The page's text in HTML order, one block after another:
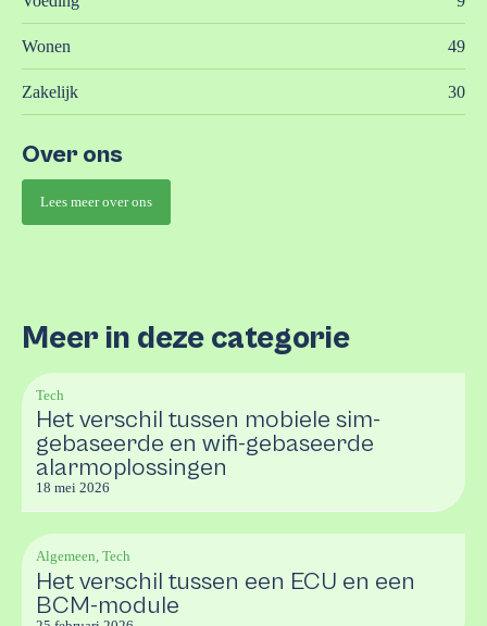
Wonen 49
Zakelijk 30
Over ons
Lees meer over ons
Meer in deze categorie
Tech
Het verschil tussen mobiele sim-
gebaseerde en wifi-gebaseerde
alarmoplossingen
18 mei 2026
Algemeen, Tech
Het verschil tussen een ECU en een
BCM-module